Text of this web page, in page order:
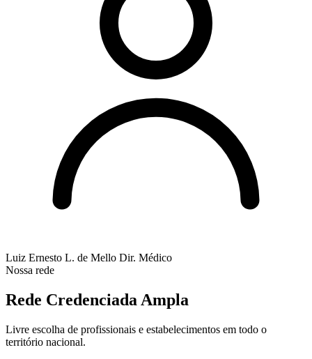
Luiz Ernesto L. de Mello Dir. Médico
Nossa rede
Rede Credenciada Ampla
Livre escolha de profissionais e estabelecimentos em todo o
território nacional.